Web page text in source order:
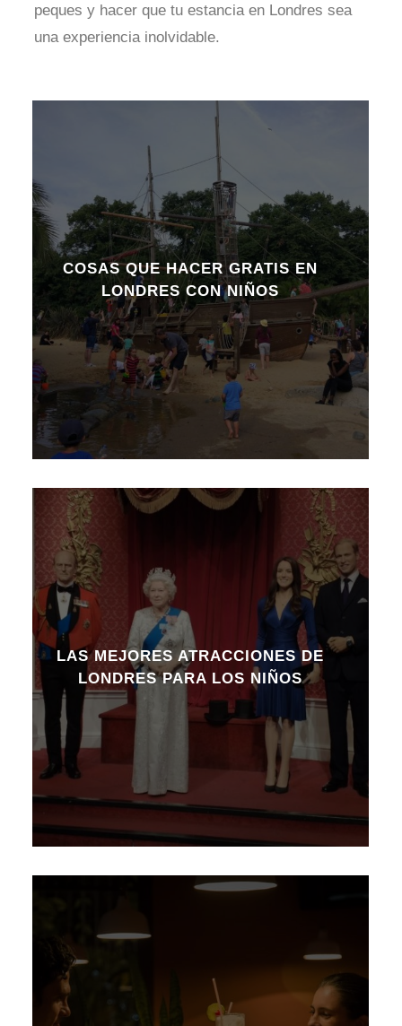
peques y hacer que tu estancia en Londres sea
una experiencia inolvidable.
COSAS QUE HACER GRATIS EN
LONDRES CON NIÑOS
LAS MEJORES ATRACCIONES DE
LONDRES PARA LOS NIÑOS